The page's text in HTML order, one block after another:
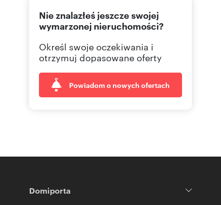
Nie znalazłeś jeszcze swojej
wymarzonej nieruchomości?
Określ swoje oczekiwania i
otrzymuj dopasowane oferty
Powiadom o nowych ofertach
Domiporta